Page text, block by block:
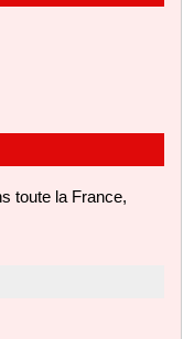
toute la France,